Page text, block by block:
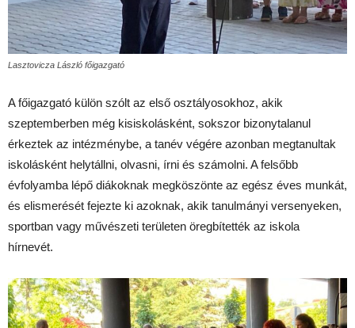
Lasztovicza László főigazgató
A főigazgató külön szólt az első osztályosokhoz, akik
szeptemberben még kisiskolásként, sokszor bizonytalanul
érkeztek az intézménybe, a tanév végére azonban megtanultak
iskolásként helytállni, olvasni, írni és számolni. A felsőbb
évfolyamba lépő diákoknak megköszönte az egész éves munkát,
és elismerését fejezte ki azoknak, akik tanulmányi versenyeken,
sportban vagy művészeti területen öregbítették az iskola
hírnevét.